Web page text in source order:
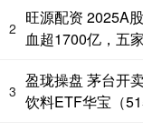
2
旺源配资 2025A
血超1700亿，五
3
盈珑操盘 茅台开
饮料ETF华宝（